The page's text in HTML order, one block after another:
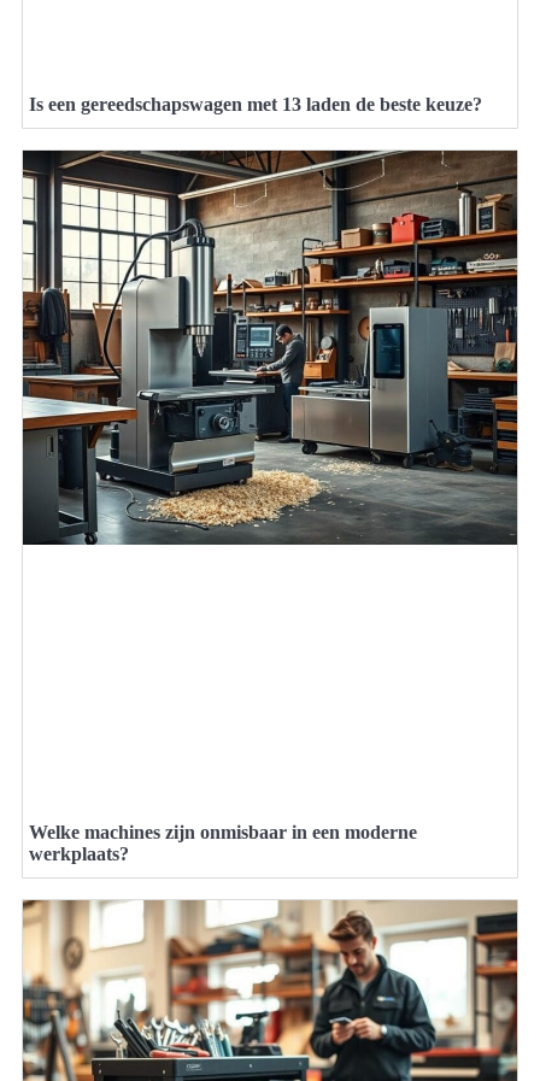
Is een gereedschapswagen met 13 laden de beste keuze?
Welke machines zijn onmisbaar in een moderne
werkplaats?